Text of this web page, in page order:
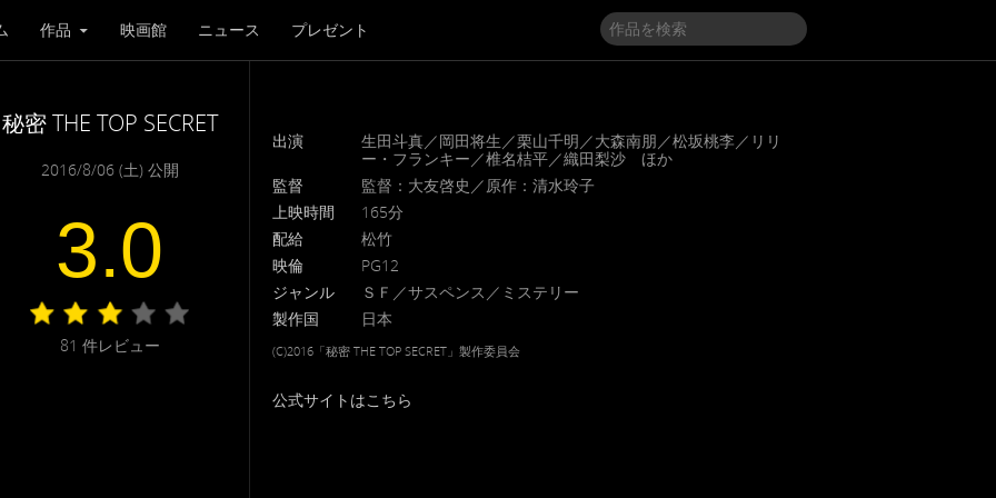
作品 映画館 ニュース プレゼント
秘密 THE TOP SECRET
2016/8/06 (土) 公開
3.0
81 件レビュー
出演
生田斗真／岡田将生／栗山千明／大森南朋／松坂桃李／リリ
ー・フランキー／椎名桔平／織田梨沙 ほか
監督
監督：大友啓史／原作：清水玲子
上映時間
165分
配給
松竹
映倫
PG12
ジャンル
ＳＦ／サスペンス／ミステリー
製作国
日本
(C)2016「秘密 THE TOP SECRET」製作委員会
公式サイトはこちら